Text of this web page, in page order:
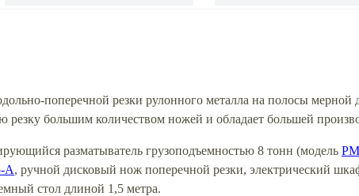
поперечной резки рулонного металла на полосы мерной
резку большим количеством ножей и обладает большей
разматыватель грузоподъемностью 8 тонн (модель
А, ручной дисковый нож поперечной резки, электрический
стол длиной 1,5 метра.